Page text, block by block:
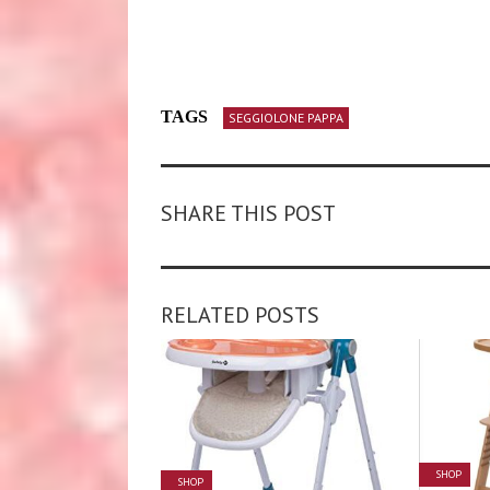
TAGS SEGGIOLONE PAPPA
SHARE THIS POST
RELATED POSTS
SHOP
SHOP